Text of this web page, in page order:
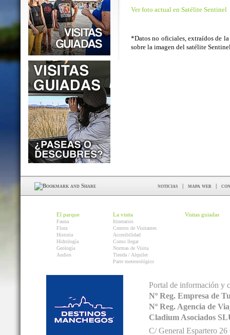
Ver foto actual en Satélite Sentinel
*Datos no oficiales, extraídos de
sobre la imagen del satélite
noticias | mapa web |
El parque
Fauna
Flora
Historia
Hidrología
Geología
Audios
La visita
Itinerarios
Centros de Visitantes
Accesibilidad
Como llegar
Normas de Visita
Tienda / Alquiler
Parte meteorológico
Visitas guiadas
Portal de información y
Nº Reg. Empresa de
Nº Reg. Agencia de
Cladium Asociados
C/ General Espartero